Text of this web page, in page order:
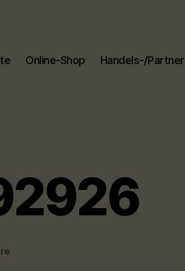
Online-Shop Handels-/Partner
zu